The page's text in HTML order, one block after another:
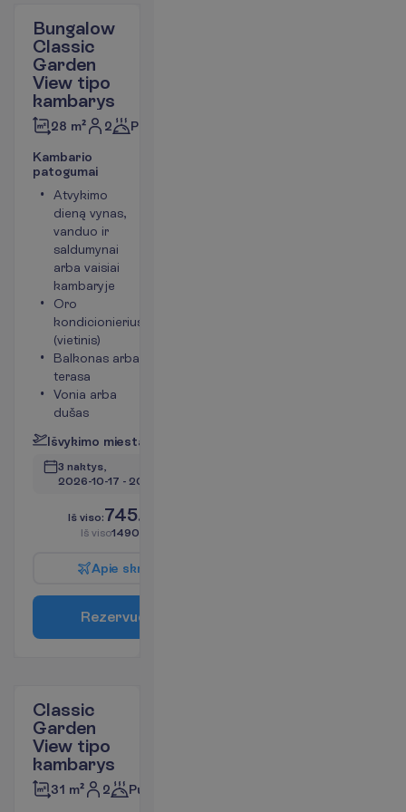
Bungalow
Classic
Garden
View tipo
kambarys
28 m² 2 Pusryčiai
Kambario
patogumai
Atvykimo
dieną vynas,
vanduo ir
saldumynai
arba vaisiai
kambaryje
Oro
kondicionierius
(vietinis)
Balkonas arba
terasa
Vonia arba
dušas
Išvykimo miesta
3 naktys,
2026-10-17 - 2026-10-20
Iš viso:745.00
Iš viso1490.00
Apie skr
Rezervuo
Classic
Garden
View tipo
kambarys
31 m² 2 Pusryčiai